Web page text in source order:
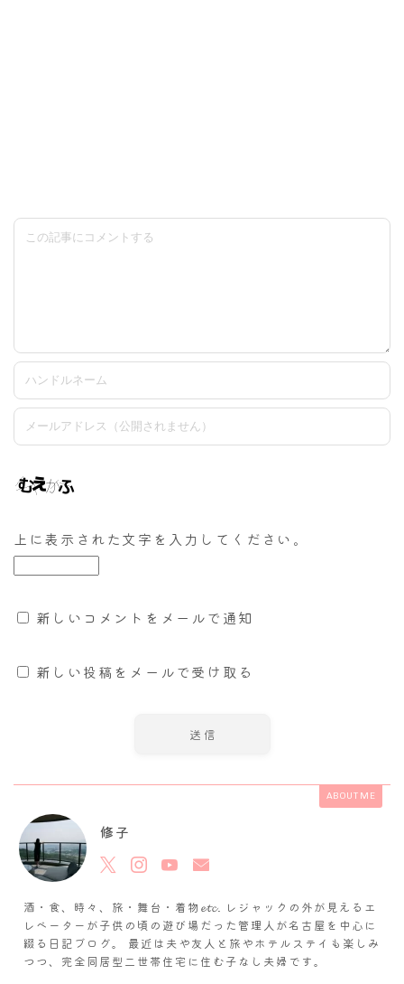
上に表示された文字を入力してください。
新しいコメントをメールで通知
新しい投稿をメールで受け取る
ABOUT ME
修子
酒・食、時々、旅・舞台・着物𝓮𝓽𝓬. レジャックの外が見えるエ
レベーターが子供の頃の遊び場だった管理人が名古屋を中心に
綴る日記ブログ。 最近は夫や友人と旅やホテルステイも楽しみ
つつ、完全同居型二世帯住宅に住む子なし夫婦です。